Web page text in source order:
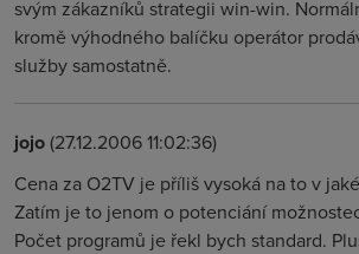
svým zákazníků strategii win-win.
kromě výhodného balíčku operátor
služby samostatně.
jojo(27.12.2006 11:02:36)
Cena za O2TV je příliš vysoká na to v
Zatím je to jenom o potenciání
Počet programů je řekl bych standard.